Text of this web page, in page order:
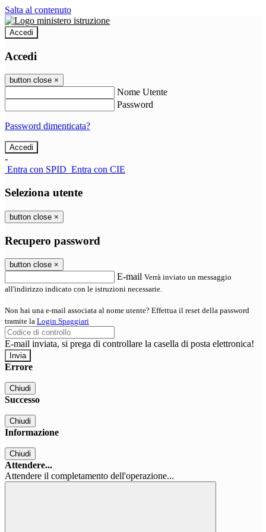
Salta al contenuto
Accedi
Accedi
button close ×
Nome Utente
Password
Password dimenticata?
-
Entra con SPID Entra con CIE
Seleziona utente
button close ×
Recupero password
button close ×
E-mail Verrà inviato un messaggio
all'indirizzo indicato con le istruzioni necessarie.
Non hai una e-mail associata al nome utente? Effettua il reset della password
tramite la Login Spaggiari
E-mail inviata, si prega di controllare la casella di posta elettronica!
Errore
Chiudi
Successo
Chiudi
Informazione
Chiudi
Attendere...
Attendere il completamento dell'operazione...